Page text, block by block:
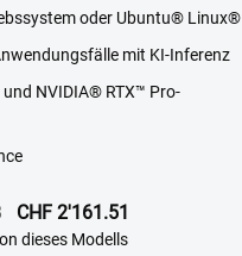
oder Ubuntu® Linux®
mit KI-Inferenz
NVIDIA® RTX™ Pro-
CHF 2'161.51
dieses Modells